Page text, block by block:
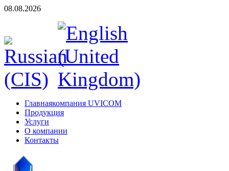
08.08.2026
Главнаякомпания UVICOM
Продукция
Услуги
О компании
Контакты